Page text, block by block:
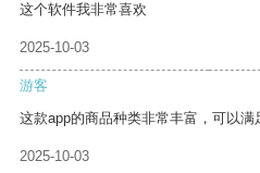
这个软件我非常喜欢
2025-10-03
游客
这款app的商品种类非常丰富，可以满
2025-10-03